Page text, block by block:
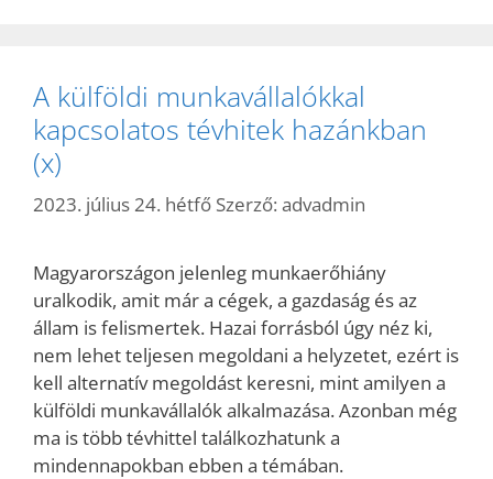
A külföldi munkavállalókkal
kapcsolatos tévhitek hazánkban
(x)
2023. július 24. hétfő Szerző: advadmin
Magyarországon jelenleg munkaerőhiány
uralkodik, amit már a cégek, a gazdaság és az
állam is felismertek. Hazai forrásból úgy néz ki,
nem lehet teljesen megoldani a helyzetet, ezért is
kell alternatív megoldást keresni, mint amilyen a
külföldi munkavállalók alkalmazása. Azonban még
ma is több tévhittel találkozhatunk a
mindennapokban ebben a témában.